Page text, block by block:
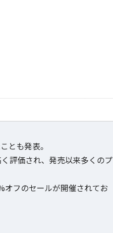
とも発表。
評価され、発売以来多くのプ
オフのセールが開催されてお